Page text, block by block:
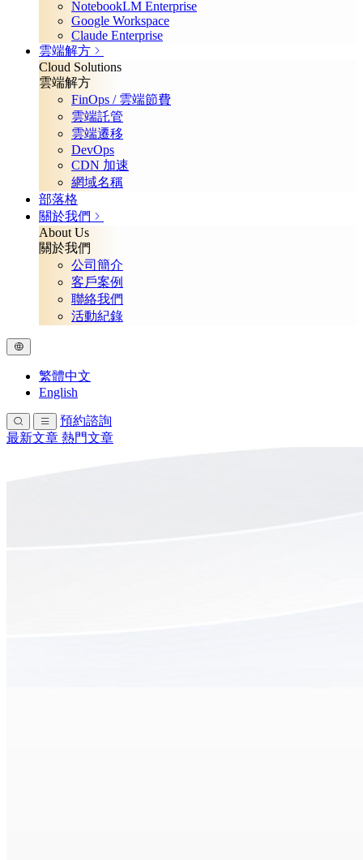
NotebookLM Enterprise
Google Workspace
Claude Enterprise
雲端解方
Cloud Solutions
雲端解方
FinOps / 雲端節費
雲端託管
雲端遷移
DevOps
CDN 加速
網域名稱
部落格
關於我們
About Us
關於我們
公司簡介
客戶案例
聯絡我們
活動紀錄
繁體中文
English
預約諮詢
最新文章 熱門文章